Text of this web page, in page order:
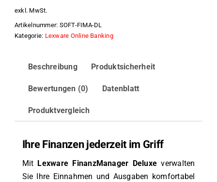
Deluxe
2027
Menge
exkl. MwSt.
Artikelnummer: SOFT-FIMA-DL
Kategorie: Lexware Online Banking
Beschreibung Produktsicherheit
Bewertungen (0) Datenblatt
Produktvergleich
Ihre Finanzen jederzeit im Griff
Mit Lexware FinanzManager Deluxe verwalten
Sie Ihre Einnahmen und Ausgaben komfortabel